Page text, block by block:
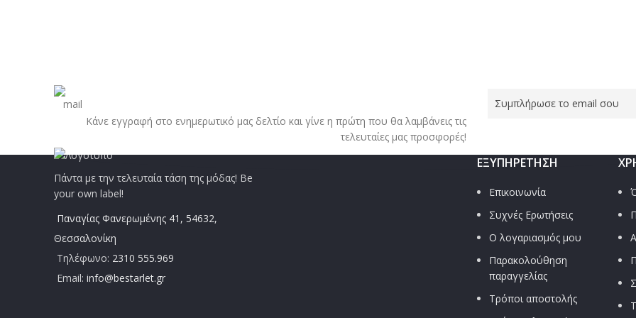
Κάνε εγγραφή στο ενημερωτικό μας δελτίο και γίνε η πρώτη που θα λαμβάνεις τις
τελευταίες μας προσφορές!
Πάντα με την τελευταία τάση της μόδας! Be
your own label!
Παναγίας Φανερωμένης 41, 54632,
Θεσσαλονίκη
Τηλέφωνο: 2310 555.969
Email: info@bestarlet.gr
ΕΞΥΠΗΡΈΤΗΣΗ
Επικοινωνία
Συχνές Ερωτήσεις
Ο λογαριασμός μου
Παρακολούθηση
παραγγελίας
Τρόποι αποστολής